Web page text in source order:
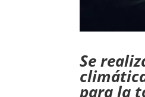
Se
para la